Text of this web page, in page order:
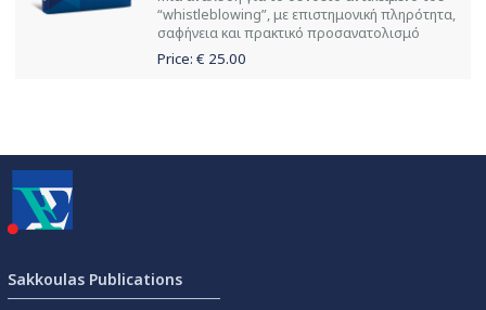
“whistleblowing”, με επιστημονική πληρότητα,
σαφήνεια και πρακτικό προσανατολισμό
Price: € 25.00
Sakkoulas Publications